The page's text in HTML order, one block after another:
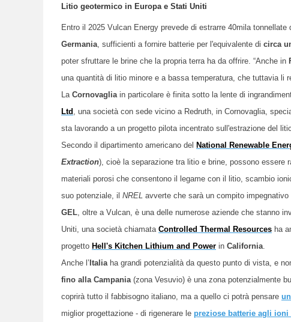
Litio geotermico in Europa e Stati Uniti
Entro il 2025 Vulcan Energy prevede di estrarre 40milatonnellate
Germania, sufficienti a fornire batterie per l'equivalente di circa
poter sfruttare le brine che la propria terra ha da offrire. “Anche in
una quantità di litio minore e a bassa temperatura, che tuttavia li
La Cornovagliain particolare è finita sotto la lente di
Ltd , una società con sede vicino a Redruth, in Cornovaglia,
sta lavorando a un progetto pilota incentrato sull'estrazione del
Secondo il dipartimento americano del National Renewable
Extraction), cioè laseparazione tra litio e brine, possono essere
materiali porosi che consentono il legame con il litio, scambio
suo potenziale, il NREL avverte che sarà un compito
GEL, oltre a Vulcan, è una delle numerose aziende che stanno
Uniti, una società chiamata Controlled Thermal Resources ha
progetto Hell's Kitchen Lithium and Power in California.
Anche l’ Italiaha grandi potenzialità da questo punto di vista, e
fino alla Campania(zona Vesuvio) è una zona potenzialmente
coprirà tutto il fabbisogno italiano, ma a quello ci potrà pensare
miglior progettazione - di rigenerare le preziose batterie agli